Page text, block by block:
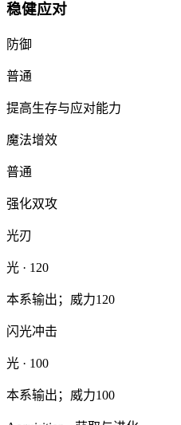
稳健应对
防御
普通
提高生存与应对能力
魔法增效
普通
强化双攻
光刃
光 · 120
本系输出；威力120
闪光冲击
光 · 100
本系输出；威力100